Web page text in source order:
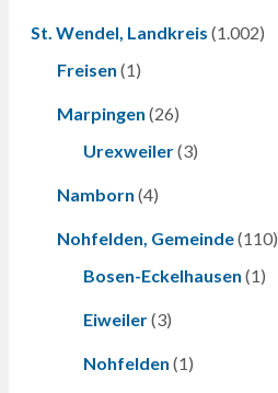
St. Wendel, Landkreis (1.002)
Freisen (1)
Marpingen (26)
Urexweiler(3)
Namborn (4)
Nohfelden, Gemeinde(110)
Bosen-Eckelhausen (1)
Eiweiler(3)
Nohfelden (1)